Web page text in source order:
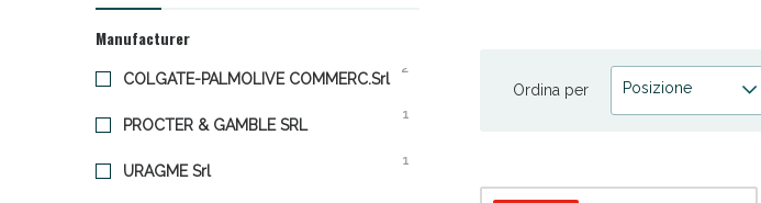
Manufacturer
COLGATE-PALMOLIVE COMMERC.Srl
2
PROCTER & GAMBLE SRL
1
URAGME Srl
1
Ordina per Posizione